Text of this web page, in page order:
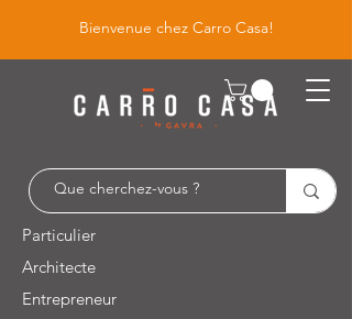
Bienvenue chez Carro Casa!
Particulier
Architecte
Entrepreneur